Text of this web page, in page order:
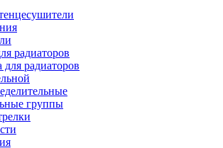
радиаторов
для радиаторов
группы